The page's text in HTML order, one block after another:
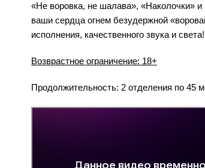
«Не воровка, не шалава», «Наколочки» и
ваши сердца огнем безудержной
исполнения, качественного звука и
Возврастное ограничение: 18+
Продолжительность: 2 отделения по 45